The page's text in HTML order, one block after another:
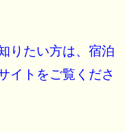
りたい方は、宿泊
イトをご覧くださ